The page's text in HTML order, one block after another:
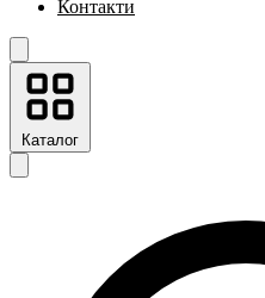
Контакти
Каталог